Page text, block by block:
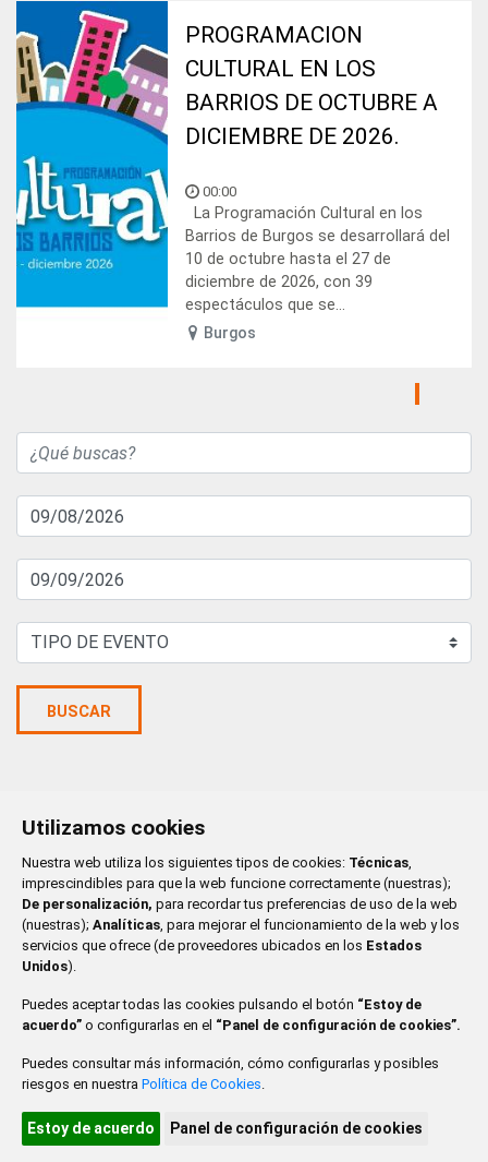
Utilizamos cookies
Nuestra web utiliza los siguientes tipos de cookies: Técnicas,
imprescindibles para que la web funcione correctamente (nuestras);
De personalización, para recordar tus preferencias de uso de la web
(nuestras); Analíticas, para mejorar el funcionamiento de la web y los
servicios que ofrece (de proveedores ubicados en los Estados
Unidos).
Puedes aceptar todas las cookies pulsando el botón “Estoy de
acuerdo” o configurarlas en el “Panel de configuración de cookies”.
Puedes consultar más información, cómo configurarlas y posibles
riesgos en nuestra Política de Cookies.
Estoy de acuerdo Panel de configuración de cookies
PROGRAMACION
CULTURAL EN LOS
BARRIOS DE OCTUBRE A
DICIEMBRE DE 2026.
00:00
La Programación Cultural en los
Barrios de Burgos se desarrollará del
10 de octubre hasta el 27 de
diciembre de 2026, con 39
espectáculos que se...
Burgos
BUSCAR
OCTUBRE 2026
LU MA MI JU VI SA DO
1 2 3 4
5
12 13 14 15 16 17
19 20 21 23